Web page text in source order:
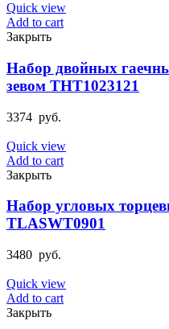
Quick view
Add to cart
Закрыть
Набор двойных
зевом THT1023121
3374 руб.
Quick view
Add to cart
Закрыть
Набор угловых
TLASWT0901
3480 руб.
Quick view
Add to cart
Закрыть